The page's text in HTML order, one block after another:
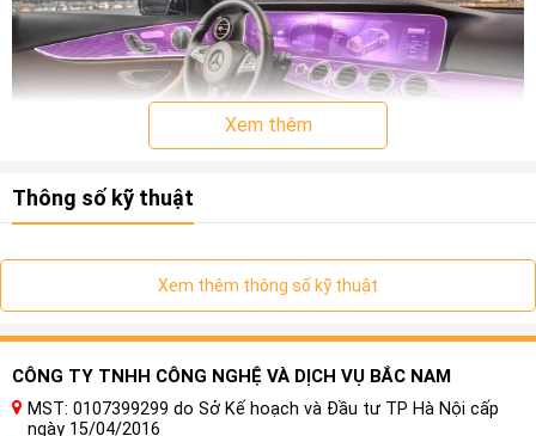
I. Khái Quát Về Dán Phim PPF Ô tô Z&O chống
xước nội thất Xe BMW I5
1. Nội thất xe ô tô là gì ?
Nội thất ô tô là phần bên trong của chiếc xe, bao gồm các
thành phần và thiết bị bên trong xe hơi, như ghế ngồi, bảng
điều khiển, hệ thống âm thanh, điều hòa không khí, hệ thống
Xem thêm
Thông số kỹ thuật
Xem thêm thông số kỹ thuật
CÔNG TY TNHH CÔNG NGHỆ VÀ DỊCH VỤ BẮC NAM
MST: 0107399299 do Sở Kế hoạch và Đầu tư TP Hà Nội cấp
ngày 15/04/2016